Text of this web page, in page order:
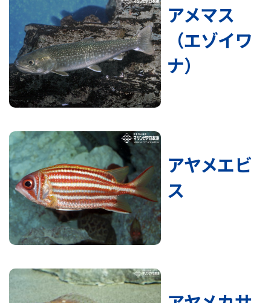
アメマス
（エゾイワ
ナ）
アヤメエビ
ス